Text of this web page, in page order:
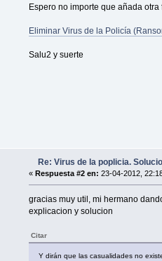
Espero no importe que añada
Eliminar Virus de la Policía
Salu2 y suerte
Re: Virus de la poplicia.
« Respuesta #2 en: 23-04-2012,
gracias muy util, mi hermano
explicacion y solucion
Citar
Y dirán que las casualidades no